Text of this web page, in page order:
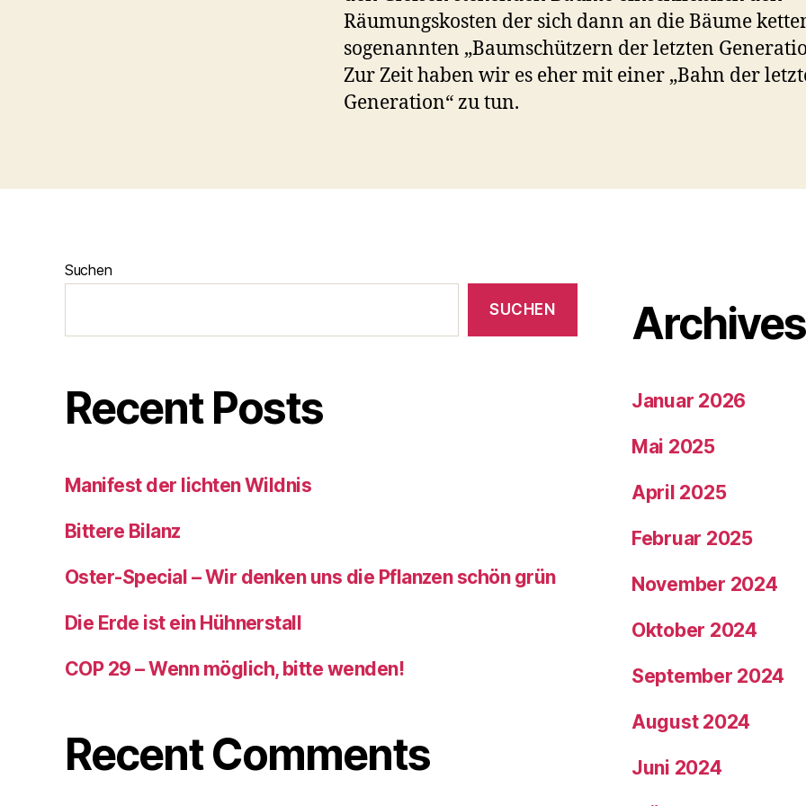
Räumungskosten der sich dann an die Bäume
sogenannten „Baumschützern der letzten
Zur Zeit haben wir es eher mit einer „Bahn der
Generation“ zu tun.
Suchen
SUCHEN
Recent Posts
Manifest der lichten Wildnis
Bittere Bilanz
Oster-Special – Wir denken uns die Pflanzen schön grün
Die Erde ist ein Hühnerstall
COP 29 – Wenn möglich, bitte wenden!
Recent Comments
Archives
Januar 2026
Mai 2025
April 2025
Februar 2025
November 2024
Oktober 2024
September 2024
August 2024
Juni 2024